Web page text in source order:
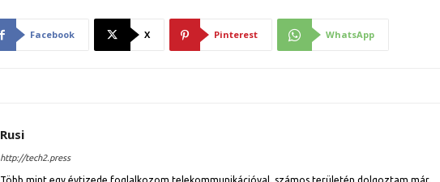
Facebook X Pinterest WhatsApp
Rusi
http://tech2.press